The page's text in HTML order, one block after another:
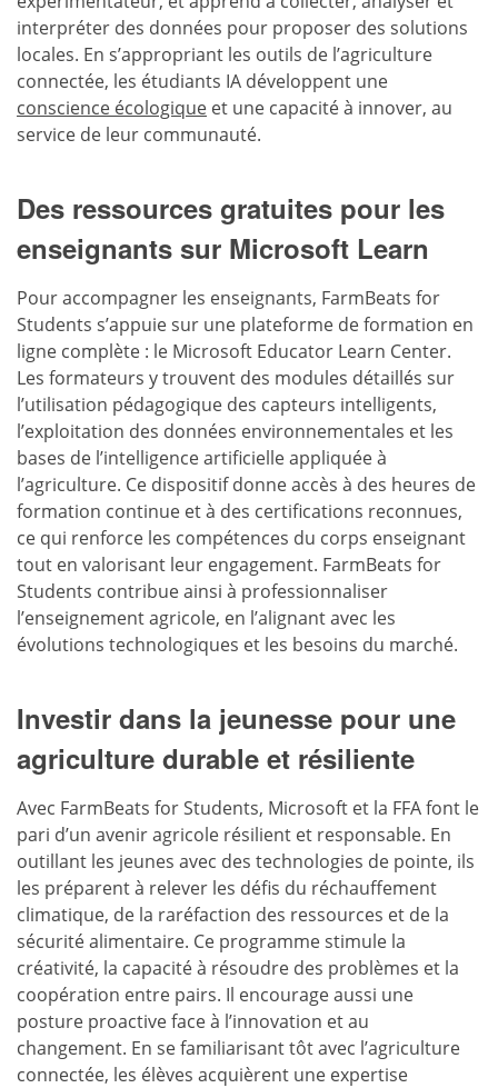
interpréter des données pour proposer des solutions
locales. En s’appropriant les outils de l’agriculture
connectée, les étudiants IA développent une
conscience écologique et une capacité à innover, au
service de leur communauté.
Des ressources gratuites pour les
enseignants sur Microsoft Learn
Pour accompagner les enseignants, FarmBeats for
Students s’appuie sur une plateforme de formation en
ligne complète : le Microsoft Educator Learn Center.
Les formateurs y trouvent des modules détaillés sur
l’utilisation pédagogique des capteurs intelligents,
l’exploitation des données environnementales et les
bases de l’intelligence artificielle appliquée à
l’agriculture. Ce dispositif donne accès à des heures de
formation continue et à des certifications reconnues,
ce qui renforce les compétences du corps enseignant
tout en valorisant leur engagement. FarmBeats for
Students contribue ainsi à professionnaliser
l’enseignement agricole, en l’alignant avec les
évolutions technologiques et les besoins du marché.
Investir dans la jeunesse pour une
agriculture durable et résiliente
Avec FarmBeats for Students, Microsoft et la FFA font le
pari d’un avenir agricole résilient et responsable. En
outillant les jeunes avec des technologies de pointe, ils
les préparent à relever les défis du réchauffement
climatique, de la raréfaction des ressources et de la
sécurité alimentaire. Ce programme stimule la
créativité, la capacité à résoudre des problèmes et la
coopération entre pairs. Il encourage aussi une
posture proactive face à l’innovation et au
changement. En se familiarisant tôt avec l’agriculture
connectée, les élèves acquièrent une expertise